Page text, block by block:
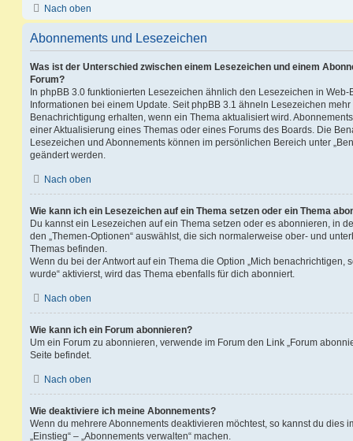
Nach oben
Abonnements und Lesezeichen
Was ist der Unterschied zwischen einem Lesezeichen und einem
Forum?
In phpBB 3.0 funktionierten Lesezeichen ähnlich den Lesezeichen in
Informationen bei einem Update. Seit phpBB 3.1 ähneln Lesezeichen
Benachrichtigung erhalten, wenn ein Thema aktualisiert wird.
einer Aktualisierung eines Themas oder eines Forums des Boards. Die
Lesezeichen und Abonnements können im persönlichen Bereich unter
geändert werden.
Nach oben
Wie kann ich ein Lesezeichen auf ein Thema setzen oder ein Thema
Du kannst ein Lesezeichen auf ein Thema setzen oder es abonnieren, in
den „Themen-Optionen“ auswählst, die sich normalerweise ober- und
Themas befinden.
Wenn du bei der Antwort auf ein Thema die Option „Mich benachrichtigen,
wurde“ aktivierst, wird das Thema ebenfalls für dich abonniert.
Nach oben
Wie kann ich ein Forum abonnieren?
Um ein Forum zu abonnieren, verwende im Forum den Link „Forum
Seite befindet.
Nach oben
Wie deaktiviere ich meine Abonnements?
Wenn du mehrere Abonnements deaktivieren möchtest, so kannst du dies
„Einstieg“ – „Abonnements verwalten“ machen.